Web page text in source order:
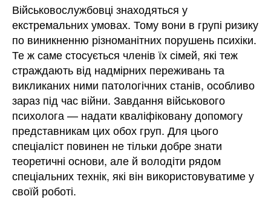
Військовослужбовці знаходяться у
екстремальних умовах. Тому вони в групі ризику
по виникненню різноманітних порушень психіки.
Те ж саме стосується членів їх сімей, які теж
страждають від надмірних переживань та
викликаних ними патологічних станів, особливо
зараз під час війни. Завдання військового
психолога — надати кваліфіковану допомогу
представникам цих обох груп. Для цього
спеціаліст повинен не тільки добре знати
теоретичні основи, але й володіти рядом
спеціальних технік, які він використовуватиме у
своїй роботі.